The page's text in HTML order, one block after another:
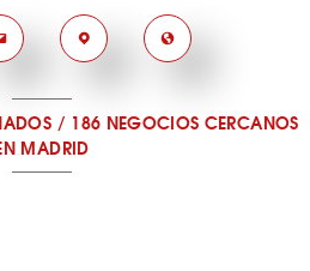
/ 186 NEGOCIOS CERCANOS
MADRID